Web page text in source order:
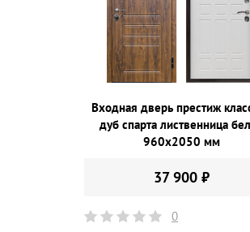
Входная дверь престиж
дуб спарта лиственница
960х2050 мм
37 900 ₽
0